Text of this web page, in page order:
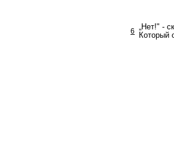
6 „Нет!" -
Который